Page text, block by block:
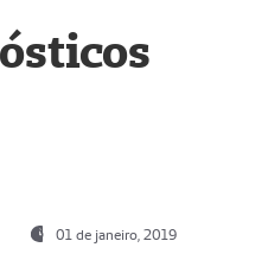
01 de janeiro, 2019